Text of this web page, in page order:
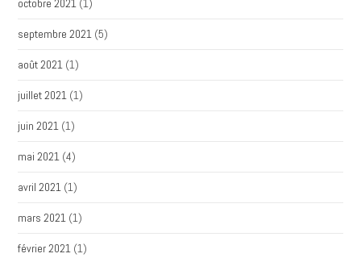
octobre 2021 (1)
septembre 2021 (5)
août 2021 (1)
juillet 2021 (1)
juin 2021 (1)
mai 2021 (4)
avril 2021 (1)
mars 2021 (1)
février 2021 (1)